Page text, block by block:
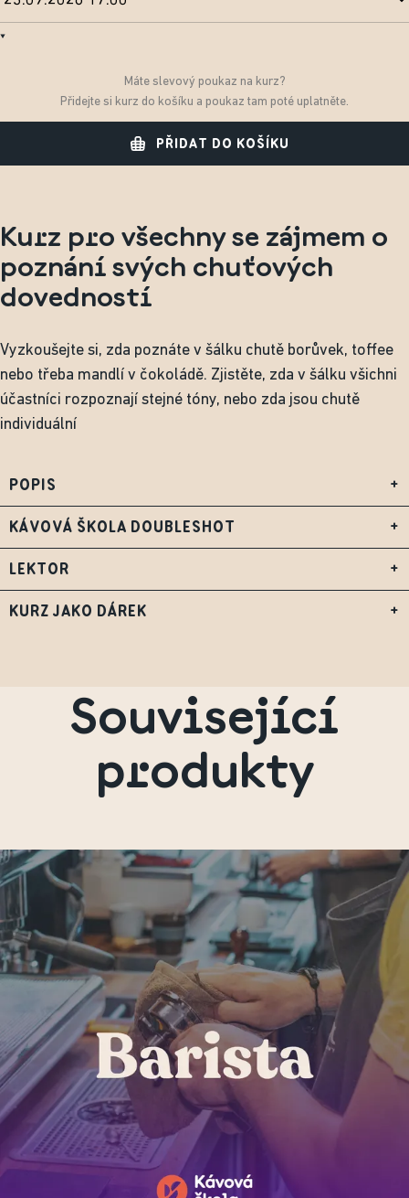
Máte slevový poukaz na kurz?
Přidejte si kurz do košíku a poukaz tam poté uplatněte.
PŘIDAT DO KOŠÍKU
Kurz pro všechny se zájmem o
poznání svých chuťových
dovedností
Vyzkoušejte si, zda poznáte v šálku chutě borůvek, toffee
nebo třeba mandlí v čokoládě. Zjistěte, zda v šálku všichni
účastníci rozpoznají stejné tóny, nebo zda jsou chutě
individuální
POPIS +
KÁVOVÁ ŠKOLA DOUBLESHOT +
LEKTOR +
KURZ JAKO DÁREK +
Související
produkty